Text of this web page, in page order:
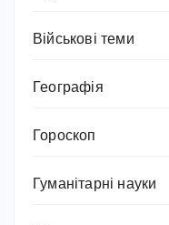
Військові теми
Географія
Гороскоп
Гуманітарні науки